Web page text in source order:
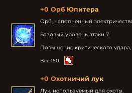
+0 Орб Юпитера
Орб, наполненный
Базовый уровень атаки 7.
Повышение критического удара,
Вес:150
+0 Охотничий лук
Лук, используемый для охоты.